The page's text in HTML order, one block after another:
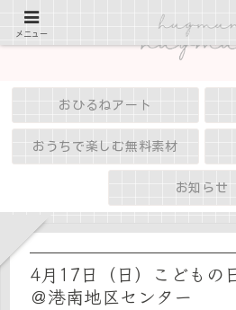
おひるねアート
おうちで楽しむ無料素材
お知らせ
4月17日（日）こどもの
＠港南地区センター
メニュー